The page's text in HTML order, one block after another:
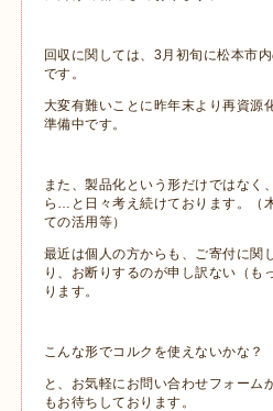
回収に関しては、3月初旬に松本市
です。
大変有難いことに昨年末より再資源
準備中です。
また、製品化という形だけではなく
ら…と日々考え続けております。（
ての活用等）
最近は個人の方からも、ご寄付に関
り、お断りするのが申し訳ない（も
ります。
こんな形でコルクを使えないかな？
と、お気軽にお問い合わせフォーム
もお待ちしております。